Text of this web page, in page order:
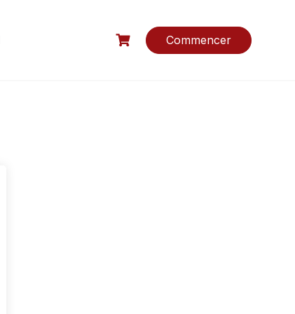
Commencer